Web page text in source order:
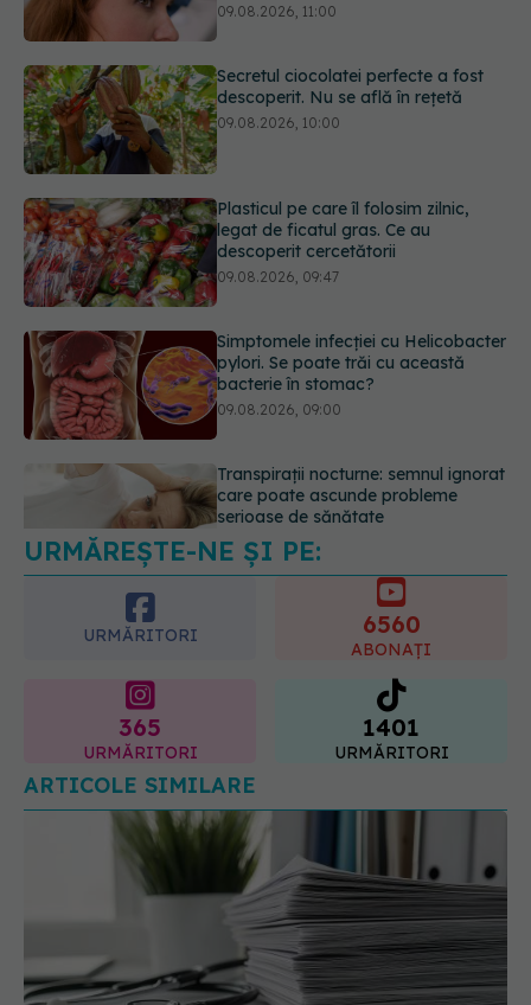
09.08.2026, 11:00
Secretul ciocolatei perfecte a fost
descoperit. Nu se află în rețetă
09.08.2026, 10:00
Plasticul pe care îl folosim zilnic,
legat de ficatul gras. Ce au
descoperit cercetătorii
09.08.2026, 09:47
Simptomele infecției cu Helicobacter
pylori. Se poate trăi cu această
bacterie în stomac?
09.08.2026, 09:00
Transpirații nocturne: semnul ignorat
care poate ascunde probleme
serioase de sănătate
08.08.2026, 20:00
URMĂREȘTE-NE ȘI PE:
URMĂRITORI 6560
ABONAȚI
365
URMĂRITORI
1401
URMĂRITORI
ARTICOLE SIMILARE